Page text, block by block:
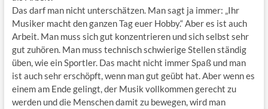
Das darf man nicht unterschätzen. Man sagt ja immer: „Ihr
Musiker macht den ganzen Tag euer Hobby.“ Aber es ist auch
Arbeit. Man muss sich gut konzentrieren und sich selbst sehr
gut zuhören. Man muss technisch schwierige Stellen ständig
üben, wie ein Sportler. Das macht nicht immer Spaß und man
ist auch sehr erschöpft, wenn man gut geübt hat. Aber wenn es
einem am Ende gelingt, der Musik vollkommen gerecht zu
werden und die Menschen damit zu bewegen, wird man